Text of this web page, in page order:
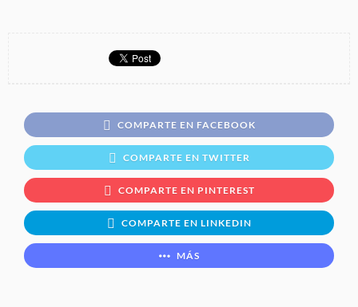
COMPARTE EN FACEBOOK
COMPARTE EN TWITTER
COMPARTE EN PINTEREST
COMPARTE EN LINKEDIN
MÁS